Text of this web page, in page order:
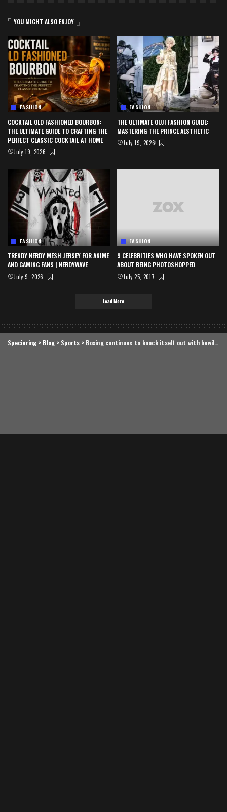
YOU MIGHT ALSO ENJOY
FASHION
COCKTAIL OLD FASHIONED BOURBON:
THE ULTIMATE GUIDE TO CRAFTING THE
PERFECT CLASSIC COCKTAIL AT HOME
July 19, 2026
FASHION
THE ULTIMATE OUJI FASHION GUIDE:
MASTERING THE PRINCE AESTHETIC
July 19, 2026
FASHION
TRENDY NERDY MESH JERSEY FOR ANIME
AND GAMING FANS | NERDYWAVE
July 9, 2026
FASHION
9 CELEBRITIES WHO HAVE SPOKEN OUT
ABOUT BEING PHOTOSHOPPED
July 25, 2017
Load More
Speciering > Blog > Sports > Boxing continues to knock itself out with bewildering, incorrect decisions